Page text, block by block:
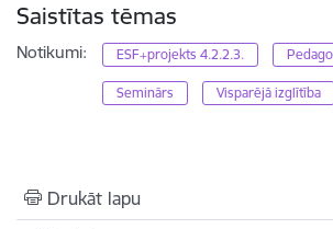
Saistītas tēmas
Notikumi: ESF+projekts 4.2.2.3.
Seminārs Visparējā izglītība
Drukāt lapu